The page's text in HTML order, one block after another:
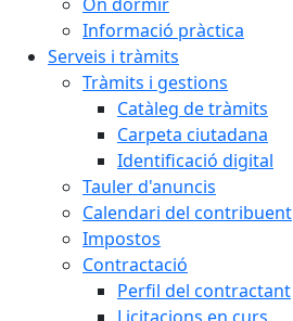
Informació pràctica
Serveis i tràmits
Tràmits i gestions
Catàleg de tràmits
Carpeta ciutadana
Identificació digital
Tauler d'anuncis
Calendari del contribuent
Impostos
Contractació
Perfil del contractant